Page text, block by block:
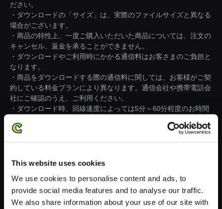
This website uses cookies
We use cookies to personalise content and ads, to
provide social media features and to analyse our traffic.
We also share information about your use of our site with
ださい。
・ダウンロードの「サイズ」は、実際のファイルサイズと異なる
場合がございます。
・商品の特性上、一度ご購入いただいた商品については、注文の
キャンセル、返金を承ることができません。
・ダウンロードやご利用時にかかる通信料はお客さまのご負担と
なります。
・商品をダウンロードする際の通信料に関しては、お客様がご契
約している料金プランにより異なります。通信会社や携帯電話会
社にご確認のうえ、ご利用ください。
・ダウンロード時、回線速度によっては5分～60分程度のお時間
※ご購入いただいたファイルのダウンロードの際には、通信環境